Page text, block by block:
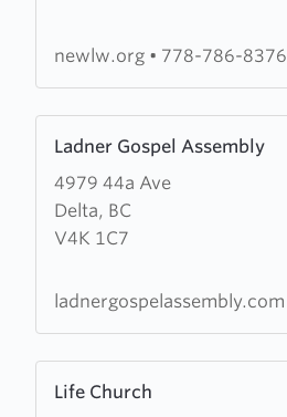
Word
newlw.org • 778-786-8376
Ladner Gospel Assembly
4979 44a Ave
Delta, BC
V4K 1C7
more
about
Ladner
Gospel
ladnergospelassembly.com
Life Church
more